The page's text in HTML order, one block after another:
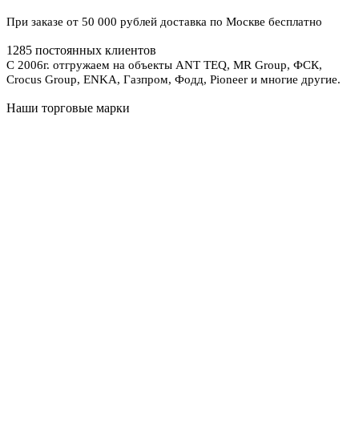
При заказе от 50 000 рублей доставка по Москве бесплатно
1285 постоянных клиентов
С 2006г. отгружаем на объекты ANT TEQ, MR Group, ФСК,
Crocus Group, ENKA, Газпром, Фодд, Pioneer и многие другие.
Наши торговые марки